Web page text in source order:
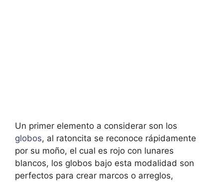
Un primer elemento a considerar son los
globos, al ratoncita se reconoce rápidamente
por su moño, el cual es rojo con lunares
blancos, los globos bajo esta modalidad son
perfectos para crear marcos o arreglos,